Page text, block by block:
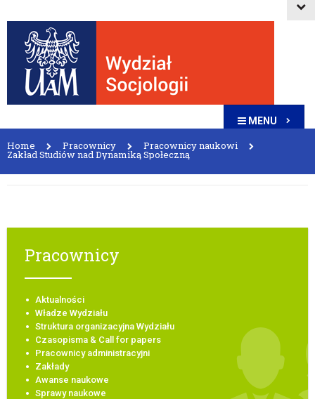
MENU
Home Pracownicy Pracownicy naukowi
Zakład Studiów nad Dynamiką Społeczną
Pracownicy
Aktualności
Władze Wydziału
Struktura organizacyjna Wydziału
Czasopisma & Call for papers
Pracownicy administracyjni
Zakłady
Awanse naukowe
Sprawy naukowe